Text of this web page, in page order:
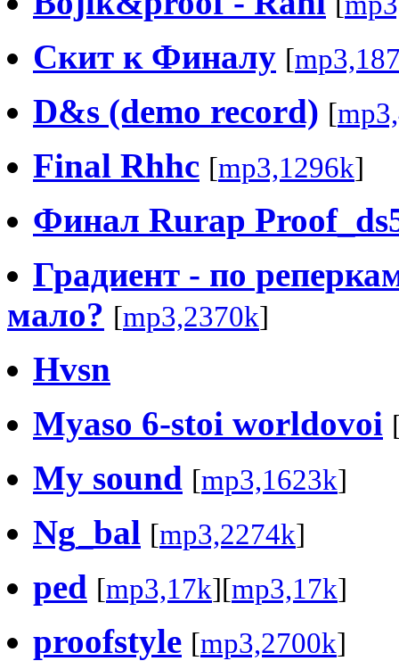
Скит к Финалу [
D&s (demo record) [
Final Rhhc [mp3,1296k]
Финал Rurap
Градиент - по
мало? [mp3,2370k]
Hvsn
Myaso 6-stoi worldovoi
My sound [mp3,1623k]
Ng_bal [mp3,2274k]
ped [mp3,17k][mp3,17k]
proofstyle [mp3,2700k]